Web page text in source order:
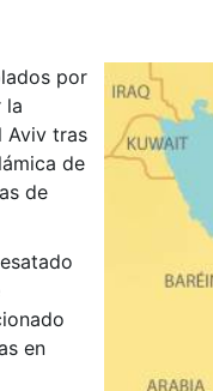
por
la
Aviv tras
de
de
en